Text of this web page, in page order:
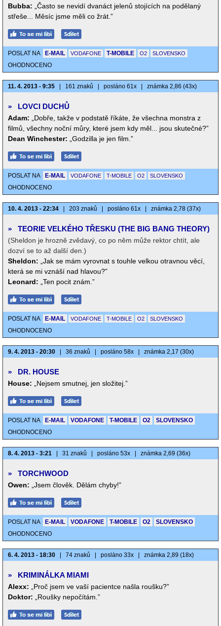
Bubba:
„Často se nevidí dvanáct jelenů stojících na podělaný
střeše... Měsíc jsme měli co žrát.”
POSLAT NA E-MAIL VODAFONE T-MOBILE O2 SLOVENSKO
OHODNOCENO
11. 4. 2013 - 9:35 161 znaků posláno 61x známka 2,86 (43x)
» LOVCI DUCHŮ
Adam:
„Dobře, takže v podstatě říkáte, že všechna monstra z
filmů, všechny noční můry, které jsem kdy měl... jsou skutečné?”
Dean Winchester:
„Godzilla je jen film.”
POSLAT NA E-MAIL VODAFONE T-MOBILE O2 SLOVENSKO
OHODNOCENO
10. 4. 2013 - 22:34 203 znaků posláno 61x známka 2,78 (37x)
» TEORIE VELKÉHO TŘESKU (THE BIG BANG THEORY)
(Sheldon je hrozně zvědavý, co po něm může rektor chtít, ale
dozví se to až další den.)
Sheldon:
„Jak se mám vyrovnat s touhle velkou otravnou věcí,
která se mi vznáší nad hlavou?”
Leonard:
„Ten pocit znám.”
POSLAT NA E-MAIL VODAFONE T-MOBILE O2 SLOVENSKO
OHODNOCENO
9. 4. 2013 - 20:30 36 znaků posláno 58x známka 2,17 (30x)
» DR. HOUSE
House: „Nejsem smutnej, jen složitej.”
POSLAT NA E-MAIL VODAFONE T-MOBILE O2
SLOVENSKO
OHODNOCENO
8. 4. 2013 - 3:21 31 znaků posláno 53x známka 2,69 (36x)
» TORCHWOOD
Owen: „Jsem člověk. Dělám chyby!”
POSLAT NA E-MAIL VODAFONE T-MOBILE O2
SLOVENSKO
OHODNOCENO
6. 4. 2013 - 18:30 74 znaků posláno 33x známka 2,89 (18x)
» KRIMINÁLKA MIAMI
Alexx:
„Proč jsem ve vaší pacientce našla roušku?”
Doktor:
„Roušky nepočítám.”